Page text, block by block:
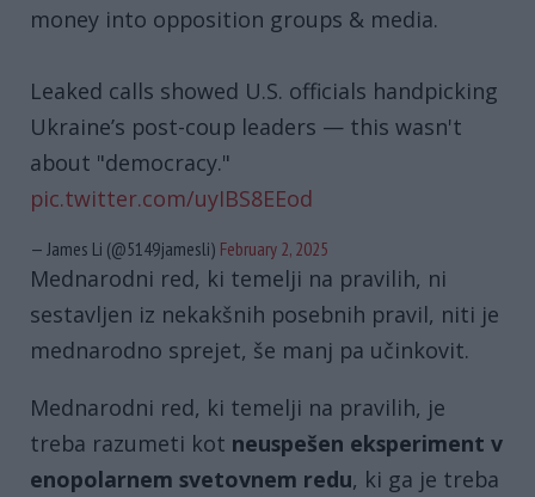
money into opposition groups & media.
Leaked calls showed U.S. officials handpicking
Ukraine’s post-coup leaders — this wasn't
about "democracy."
pic.twitter.com/uyIBS8EEod
— James Li (@5149jamesli) February 2, 2025
Mednarodni red, ki temelji na pravilih, ni
sestavljen iz nekakšnih posebnih pravil, niti je
mednarodno sprejet, še manj pa učinkovit.
Mednarodni red, ki temelji na pravilih, je
treba razumeti kot neuspešen eksperiment v
enopolarnem svetovnem redu, ki ga je treba